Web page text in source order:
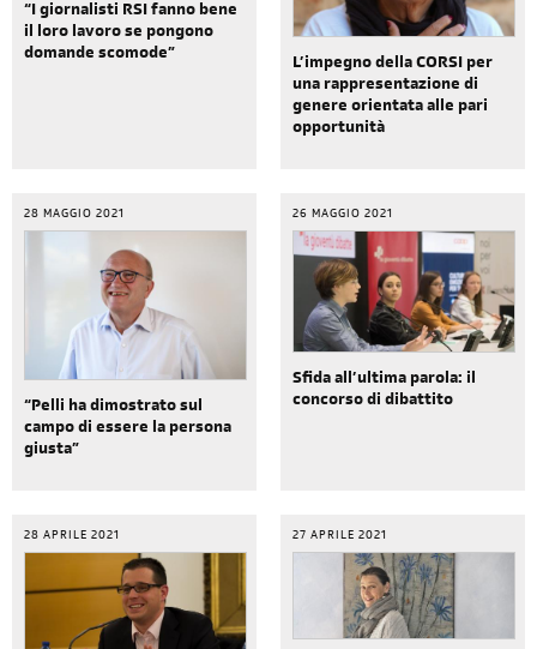
“I giornalisti RSI fanno bene
il loro lavoro se pongono
domande scomode”
L’impegno della CORSI per
una rappresentazione di
genere orientata alle pari
opportunità
28 MAGGIO 2021
“Pelli ha dimostrato sul
campo di essere la persona
giusta”
26 MAGGIO 2021
Sfida all’ultima parola: il
concorso di dibattito
28 APRILE 2021 27 APRILE 2021